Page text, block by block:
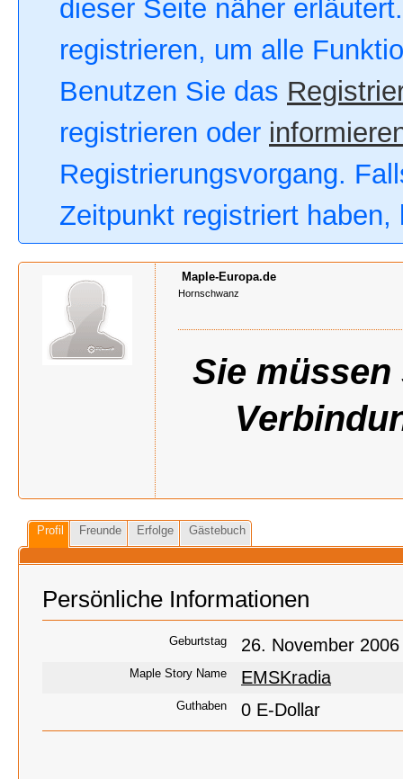
dieser Seite näher
registrieren, um alle
Benutzen Sie das
registrieren oder
Registrierungsvorgang.
Zeitpunkt registriert
Maple-Europa.de
Hornschwanz
Sie
Profil Freunde Erfolge Gästebuch
Persönliche Informationen
Geburtstag 26. November
Maple Story Name EMSKradia
Guthaben 0 E-Dollar